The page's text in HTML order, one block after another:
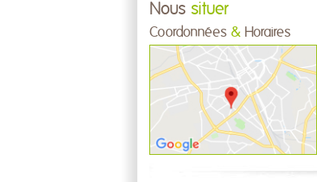
Nous situer
Coordonnées & Horaires